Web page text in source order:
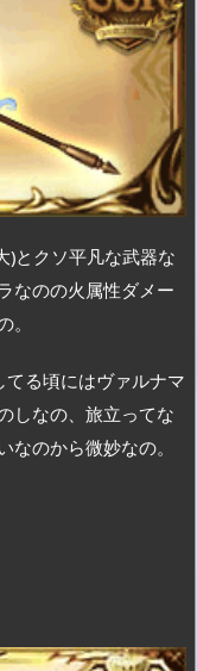
)とクソ平凡な武器な
なのの火属性ダメー
る頃にはヴァルナマ
しなの、旅立ってな
なのから微妙なの。